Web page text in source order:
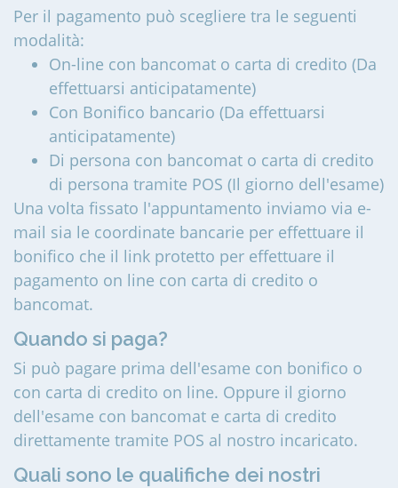
Per il pagamento può scegliere tra le seguenti
modalità:
On-line con bancomat o carta di credito (Da
effettuarsi anticipatamente)
Con Bonifico bancario (Da effettuarsi
anticipatamente)
Di persona con bancomat o carta di credito
di persona tramite POS (Il giorno dell'esame)
Una volta fissato l'appuntamento inviamo via e-
mail sia le coordinate bancarie per effettuare il
bonifico che il link protetto per effettuare il
pagamento on line con carta di credito o
bancomat.
Quando si paga?
Si può pagare prima dell'esame con bonifico o
con carta di credito on line. Oppure il giorno
dell'esame con bancomat e carta di credito
direttamente tramite POS al nostro incaricato.
Quali sono le qualifiche dei nostri